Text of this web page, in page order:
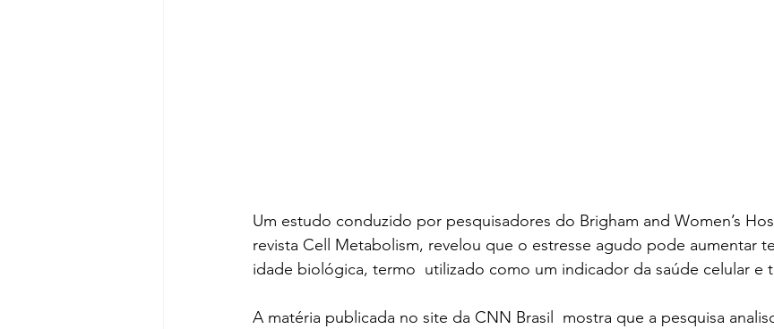
Um estudo conduzido por pesquisadores do Brigham and Women’s
revista Cell Metabolism, revelou que o estresse agudo pode aumentar
idade biológica, termo  utilizado como um indicador da saúde celular e
A matéria publicada no site da CNN Brasil  mostra que a pesquisa